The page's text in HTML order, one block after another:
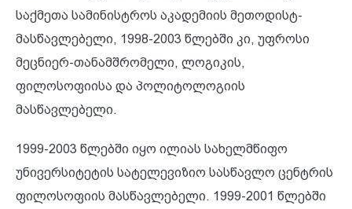
საქმეთა სამინისტროს აკადემიის მეთოდისტ-
მასწავლებელი, 1998-2003 წლებში კი, უფროსი
მეცნიერ-თანამშრომელი, ლოგიკის,
ფილოსოფიისა და პოლიტოლოგიის
მასწავლებელი.
1999-2003 წლებში იყო ილიას სახელმწიფო
უნივერსიტეტის სატელევიზიო სასწავლო ცენტრის
ფილოსოფიის მასწავლებელი. 1999-2001 წლებში